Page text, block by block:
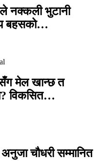
नक्कली भुटानी
बहसको…
मेल खान्छ त
विकसित…
चौधरी सम्मानित